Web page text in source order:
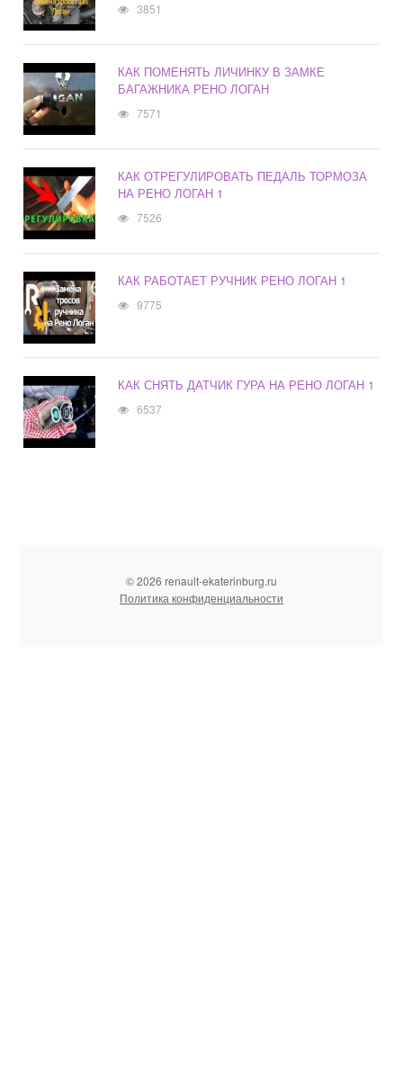
3851
КАК ПОМЕНЯТЬ ЛИЧИНКУ В ЗАМКЕ
БАГАЖНИКА РЕНО ЛОГАН
7571
КАК ОТРЕГУЛИРОВАТЬ ПЕДАЛЬ ТОРМОЗА
НА РЕНО ЛОГАН 1
7526
КАК РАБОТАЕТ РУЧНИК РЕНО ЛОГАН 1
9775
КАК СНЯТЬ ДАТЧИК ГУРА НА РЕНО ЛОГАН 1
6537
© 2026 renault-ekaterinburg.ru
Политика конфиденциальности